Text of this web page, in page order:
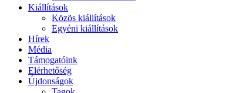
Kiállítások
Közös kiállítások
Egyéni kiállítások
Hírek
Média
Támogatóink
Elérhetőség
Újdonságok